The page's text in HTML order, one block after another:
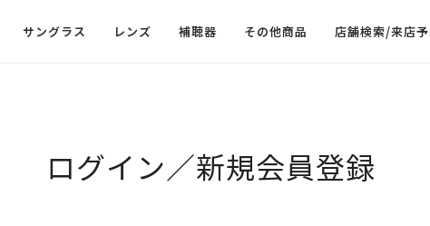
サングラス レンズ 補聴器 その他商品 店舗検索/来店
ログイン／新規会員登録